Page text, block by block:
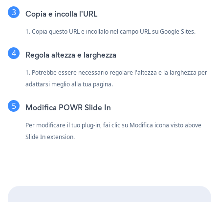
Copia e incolla l'URL
1. Copia questo URL e incollalo nel campo URL su Google Sites.
Regola altezza e larghezza
1. Potrebbe essere necessario regolare l'altezza e la larghezza per
adattarsi meglio alla tua pagina.
Modifica POWR Slide In
Per modificare il tuo plug-in, fai clic su Modifica icona visto above
Slide In extension.